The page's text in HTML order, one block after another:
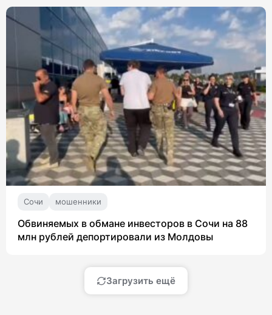
Сочи мошенники
Обвиняемых в обмане инвесторов в Сочи на 88
млн рублей депортировали из Молдовы
Загрузить ещё